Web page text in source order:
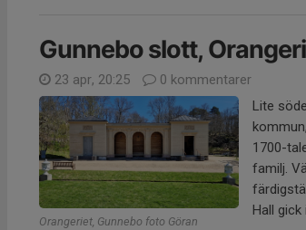
Gunnebo slott,
23 apr, 20:25 0 kommentarer
Orangeriet, Gunnebo foto Göran
Lite
1700-
familj.
Hall gick